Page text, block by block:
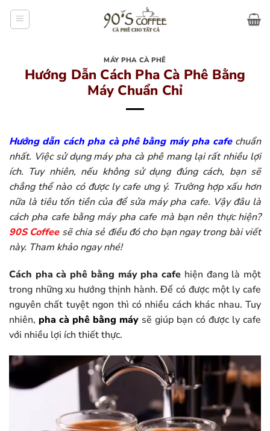
MÁY PHA CÀ PHÊ
Hướng Dẫn Cách Pha Cà Phê Bằng
Máy Chuẩn Chỉ
Hướng dẫn cách pha cà phê bằng máy pha cafechuẩn
nhất. Việc sử dụng máy pha cà phê mang lại rất nhiều lợi
ích. Tuy nhiên, nếu không sử dụng đúng cách, bạn sẽ
chẳng thể nào có được ly cafe ưng ý. Trường hợp xấu hơn
nữa là tiêu tốn tiền của để sửa máy pha cafe. Vậy đâu là
cách pha cafe bằng máy pha cafe mà bạn nên thực hiện?
90S Coffeesẽ chia sẻ điều đó cho bạn ngay trong bài viết
này. Tham khảo ngay nhé!
Cách pha cà phê bằng máy pha cafe hiện đang là một
trong những xu hướng thịnh hành. Để có được một ly cafe
nguyên chất tuyệt ngon thì có nhiều cách khác nhau. Tuy
nhiên, pha cà phê bằng máy sẽ giúp bạn có được ly cafe
với nhiều lợi ích thiết thực.